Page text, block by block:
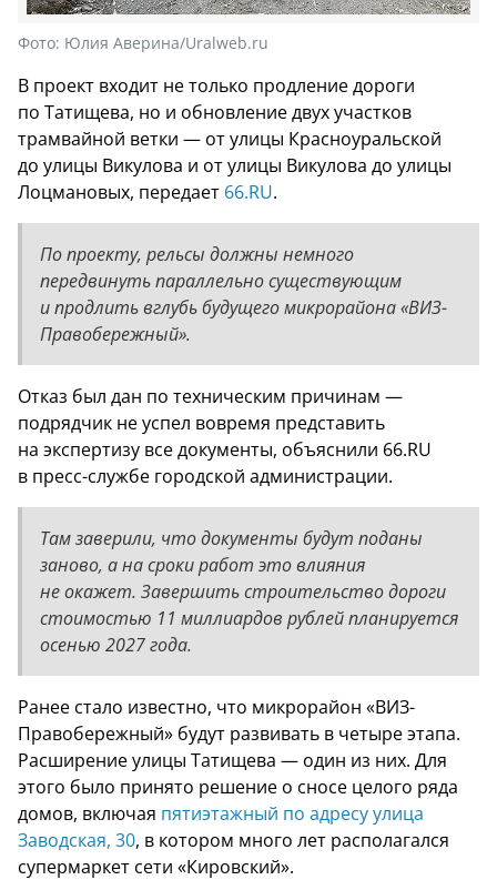
Фото: Юлия Аверина/Uralweb.ru
В проект входит не только продление дороги
по Татищева, но и обновление двух участков
трамвайной ветки — от улицы Красноуральской
до улицы Викулова и от улицы Викулова до улицы
Лоцмановых, передает 66.RU.
По проекту, рельсы должны немного
передвинуть параллельно существующим
и продлить вглубь будущего микрорайона «ВИЗ-
Правобережный».
Отказ был дан по техническим причинам —
подрядчик не успел вовремя представить
на экспертизу все документы, объяснили 66.RU
в пресс-службе городской администрации.
Там заверили, что документы будут поданы
заново, а на сроки работ это влияния
не окажет. Завершить строительство дороги
стоимостью 11 миллиардов рублей планируется
осенью 2027 года.
Ранее стало известно, что микрорайон «ВИЗ-
Правобережный» будут развивать в четыре этапа.
Расширение улицы Татищева — один из них. Для
этого было принято решение о сносе целого ряда
домов, включая пятиэтажный по адресу улица
Заводская, 30, в котором много лет располагался
супермаркет сети «Кировский».